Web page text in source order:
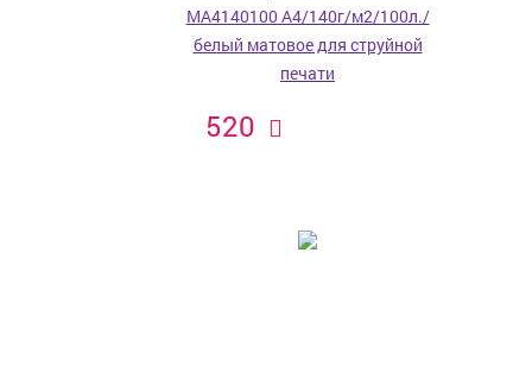
MA4140100 A4/140г/м2/100л./
белый матовое для струйной
печати
520